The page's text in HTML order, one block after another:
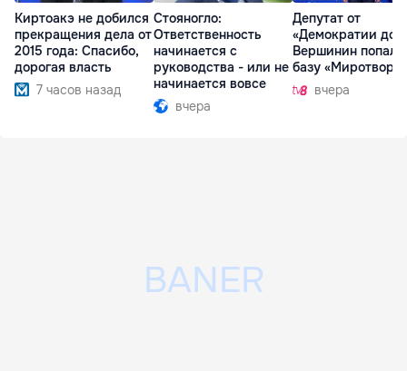
Киртоакэ не добился
прекращения дела от
2015 года: Спасибо,
дорогая власть
7 часов назад
Стояногло:
Ответственность
начинается с
руководства - или не
начинается вовсе
вчера
Депутат от
«Демократии
Вершинин попал в
базу
вчера